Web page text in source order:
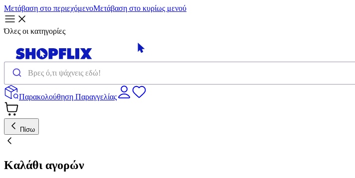
Μετάβαση στο περιεχόμενοΜετάβαση στο κυρίως μενού
Όλες οι κατηγορίες
Παρακολούθηση Παραγγελίας
Πίσω
Καλάθι αγορών